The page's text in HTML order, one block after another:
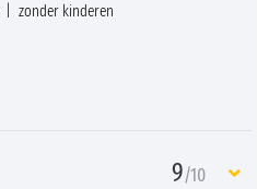
zonder kinderen
9/10